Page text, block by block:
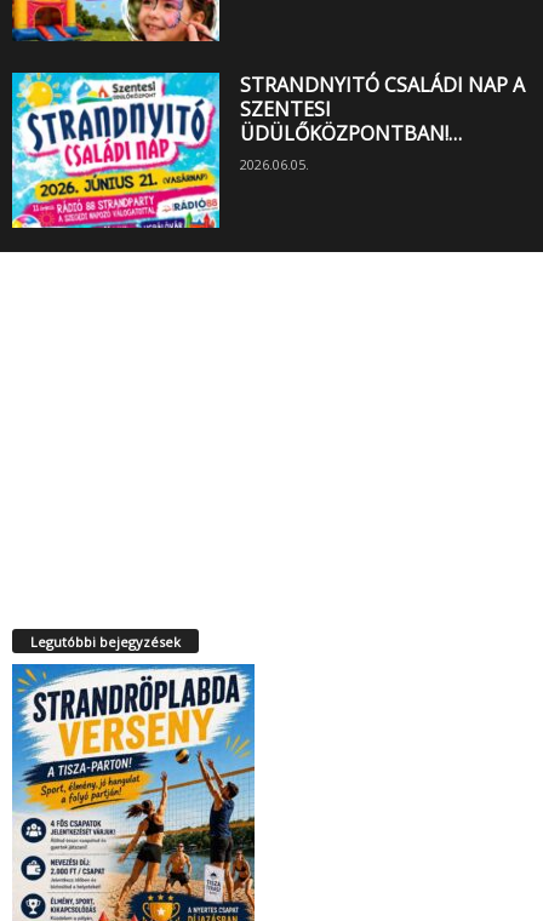
STRANDNYITÓ CSALÁDI NAP A
SZENTESI
ÜDÜLŐKÖZPONTBAN!…
2026.06.05.
Legutóbbi bejegyzések